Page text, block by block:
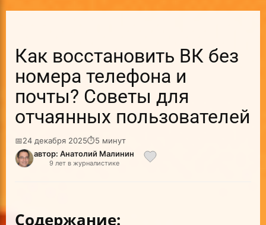
Как восстановить ВК без
номера телефона и
почты? Советы для
отчаянных пользователей
📅24 декабря 2025⏱5 минут
автор: Анатолий Малинин
9 лет в журналистике
Содержание: